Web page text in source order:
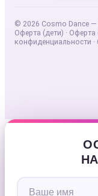
© 2026 Cosmo Dance
Оферта (дети) · Оферта
конфиденциальности ·
НА